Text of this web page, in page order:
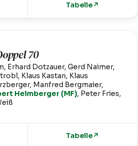
Tabelle↗
70
Erhard Dotzauer, Gerd Naimer,
Klaus Kastan, Klaus
Manfred Bergmaier,
Helmberger (MF), Peter Fries,
Tabelle↗